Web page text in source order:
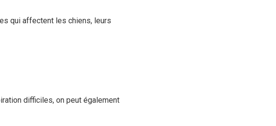
qui affectent les chiens, leurs
difficiles, on peut également